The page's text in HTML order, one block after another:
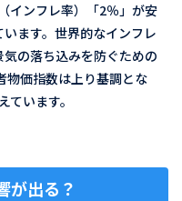
インフレ率）「2％」が安
ます。世界的なインフレ
の落ち込みを防ぐための
物価指数は上り基調とな
います。
が出る？